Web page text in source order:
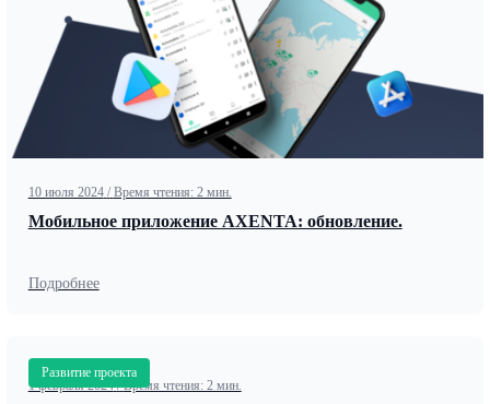
10 июля 2024 / Время чтения: 2 мин.
Мобильное приложение AXENTA: обновление.
Подробнее
Развитие проекта
1 февраля 2024 / Время чтения: 2 мин.